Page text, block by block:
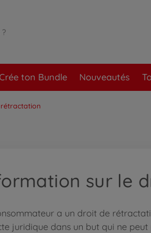
Crée ton Bundle Nouveautés
sur le
a un droit de
juridique dans un but qui ne